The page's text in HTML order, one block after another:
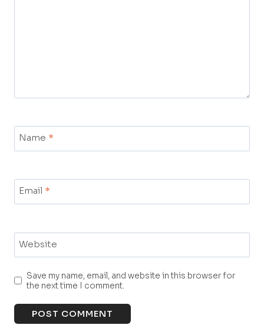
Name *
Email *
Website
Save my name, email, and website in this browser for
the next time I comment.